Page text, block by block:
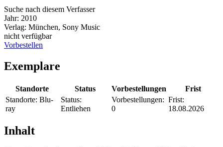
Suche nach diesem Verfasser
Jahr: 2010
Verlag: München, Sony Music
nicht verfügbar
Vorbestellen
Exemplare
Standorte Status Vorbestellungen
Frist
Standorte: Blu-
ray
Status:
Entliehen
Vorbestellungen:
0
Frist:
18.08.2026
Inhalt